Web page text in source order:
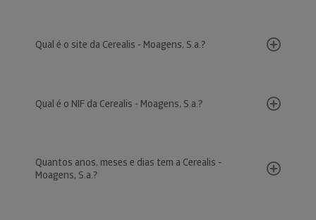
Qual é o site da Cerealis - Moagens, S.a.?
Qual é o NIF da Cerealis - Moagens, S.a.?
Quantos anos, meses e dias tem a Cerealis -
Moagens, S.a.?